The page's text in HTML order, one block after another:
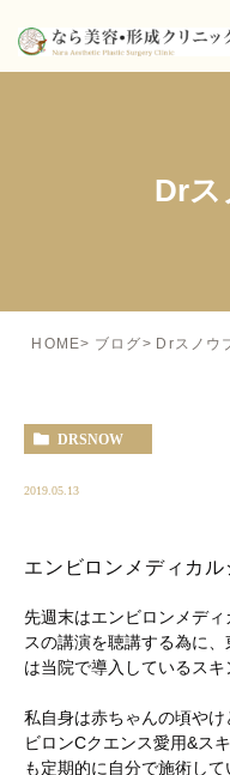
Drス
HOME ブログ Drスノウ
DRSNOW
2019.05.13
エンビロンメディカ
先週末はエンビロンメデ
スの講演を聴講する為に
は当院で導入しているス
私自身は赤ちゃんの頃や
ビロンCクエンス愛用&ス
も定期的に自分で施術して